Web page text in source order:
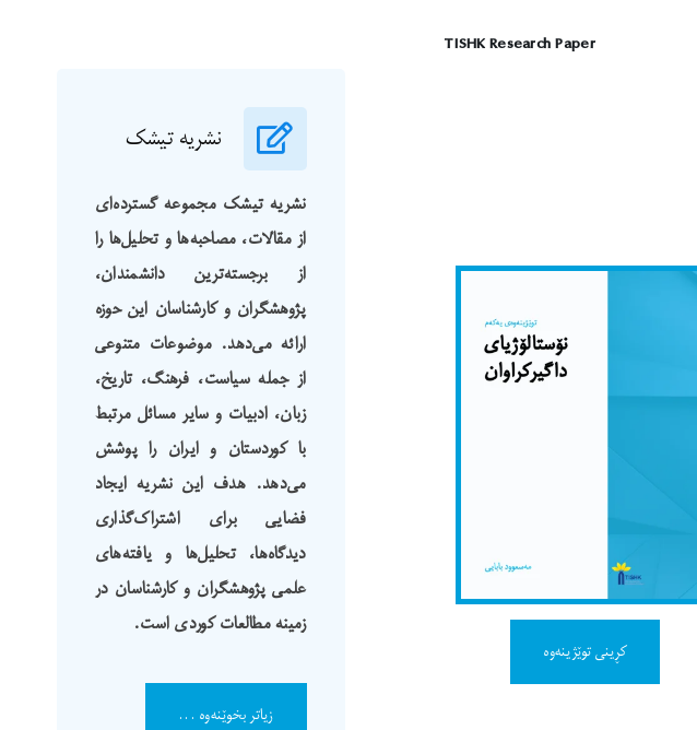
TISHK Research Paper
کڕینی توێژینەوە
نشریه تیشک
نشریه تیشک مجموعه گسترده‌ای
از مقالات، مصاحبه‌ها و تحلیل‌ها را
از برجسته‌ترین دانشمندان،
پژوهشگران و کارشناسان این حوزه
ارائه می‌دهد. موضوعات متنوعی
از جمله سیاست، فرهنگ، تاریخ،
زبان، ادبیات و سایر مسائل مرتبط
با کوردستان و ایران را پوشش
می‌دهد. هدف این نشریه ایجاد
فضایی برای اشتراک‌گذاری
دیدگاه‌ها، تحلیل‌ها و یافته‌های
علمی پژوهشگران و کارشناسان در
زمینه مطالعات کوردی است.
زیاتر بخوێنەوە ...